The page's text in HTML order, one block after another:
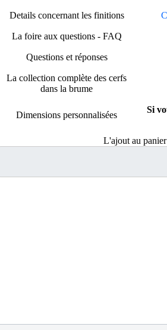
Details concernant les finitions
La foire aux questions - FAQ
Questions et réponses
La collection complète des cerfs
dans la brume
Dimensions personnalisées
Si
L'ajout au